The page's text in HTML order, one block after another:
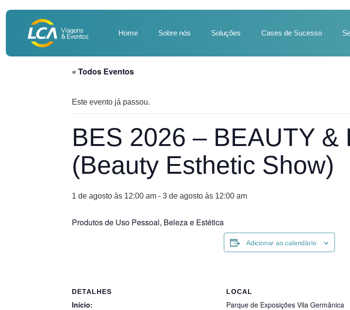
Home Sobre nós Soluções Cases de Sucesso
« Todos Eventos
Este evento já passou.
BES 2026 – BEAUTY
(Beauty Esthetic Show)
1 de agosto às 12:00 am - 3 de agosto às 12:00 am
Produtos de Uso Pessoal, Beleza e Estética
Adicionar ao calendário
DETALHES
Início:
LOCAL
Parque de Exposições Vila Germânica